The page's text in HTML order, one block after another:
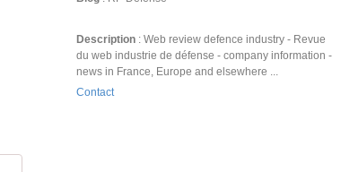
Description : Web review defence industry - Revue
du web industrie de défense - company information -
news in France, Europe and elsewhere ...
Contact